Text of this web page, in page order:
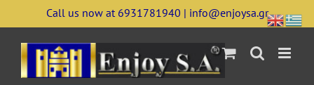
to
content
Call us now at 6931781940 | info@enjoysa.gr